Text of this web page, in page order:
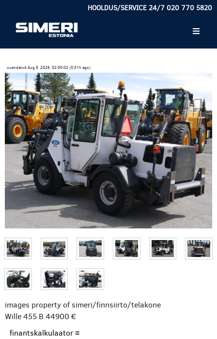
HOOLDUS/SERVICE 24/7 020 770 5820
uuendatud Aug 8, 2026, 02:00:02 (0:31h ago)
images property of simeri/finnsiirto/telakone
Wille 455 B 44900 €
finantskalkulaator ≡